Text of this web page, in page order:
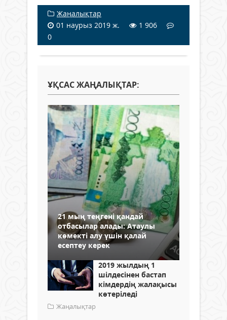
Жаңалықтар
01 наурыз 2019 ж.
1 906
0
ҰҚСАС ЖАҢАЛЫҚТАР:
21 мың теңгені қандай
отбасылар алады: Атаулы
көмекті алу үшін қалай
есептеу керек
2019 жылдың 1
шілдесінен бастап
кімдердің жалақысы
көтеріледі
Жаңалықтар